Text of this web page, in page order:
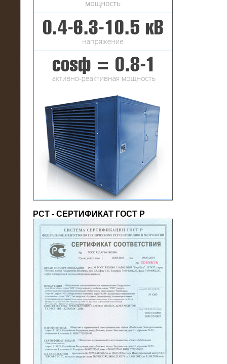
17.10.2016
Резистивный высоковольтный
нагрузочный модуль 5 МВт
(напряжение 6/10 кВ)
21.08.2016
На производственное предприятие
модули 20 МВт (0,4 кВ)
РСТ - СЕРТИФИКАТ ГОСТ Р